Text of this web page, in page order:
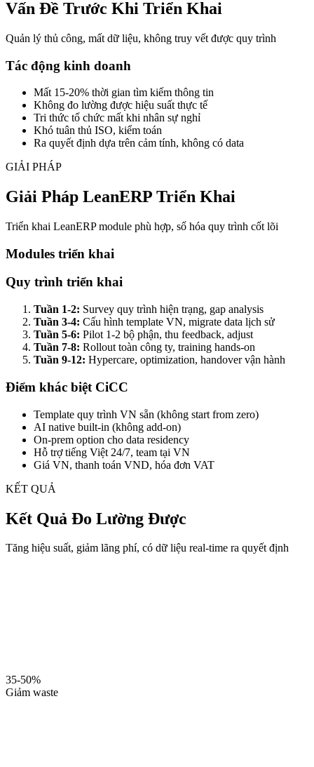
Vấn Đề Trước Khi Triển Khai
Quản lý thủ công, mất dữ liệu, không truy vết được quy trình
Tác động kinh doanh
Mất 15-20% thời gian tìm kiếm thông tin
Không đo lường được hiệu suất thực tế
Tri thức tổ chức mất khi nhân sự nghỉ
Khó tuân thủ ISO, kiểm toán
Ra quyết định dựa trên cảm tính, không có data
GIẢI PHÁP
Giải Pháp LeanERP Triển Khai
Triển khai LeanERP module phù hợp, số hóa quy trình cốt lõi
Modules triển khai
Quy trình triển khai
Tuần 1-2: Survey quy trình hiện trạng, gap analysis
Tuần 3-4: Cấu hình template VN, migrate data lịch sử
Tuần 5-6: Pilot 1-2 bộ phận, thu feedback, adjust
Tuần 7-8: Rollout toàn công ty, training hands-on
Tuần 9-12: Hypercare, optimization, handover vận hành
Điểm khác biệt CiCC
Template quy trình VN sẵn (không start from zero)
AI native built-in (không add-on)
On-prem option cho data residency
Hỗ trợ tiếng Việt 24/7, team tại VN
Giá VN, thanh toán VND, hóa đơn VAT
KẾT QUẢ
Kết Quả Đo Lường Được
Tăng hiệu suất, giảm lãng phí, có dữ liệu real-time ra quyết định
35-50%
Giảm waste